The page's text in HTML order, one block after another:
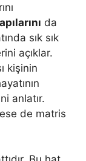
da
sık sık
açıklar.
kişinin
anlatır.
de matris